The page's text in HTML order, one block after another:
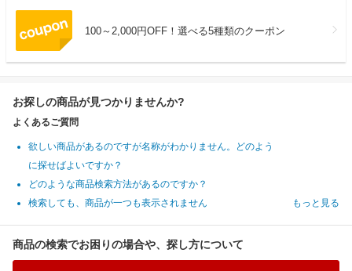
100～2,000円OFF！選べる5種類のクーポン
お探しの商品が見つかりませんか?
よくあるご質問
欲しい商品があるのですが名称がわかりません。どのよう
に探せばよいですか？
どのような商品検索方法があるのですか？
検索しても、商品が一つも表示されません
もっと見る
商品の検索でお困りの場合や、探し方について